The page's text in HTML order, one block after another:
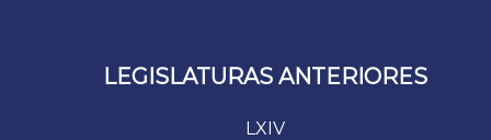
LEGISLATURAS ANTERIORES
LXIV